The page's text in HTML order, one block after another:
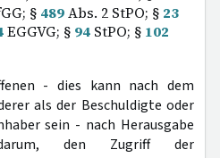
§ 489Abs. 2 StPO; § 23
EGGVG; § 94 StPO; § 102
- dies kann nach dem
als der Beschuldigte oder
sein - nach Herausgabe
den Zugriff der